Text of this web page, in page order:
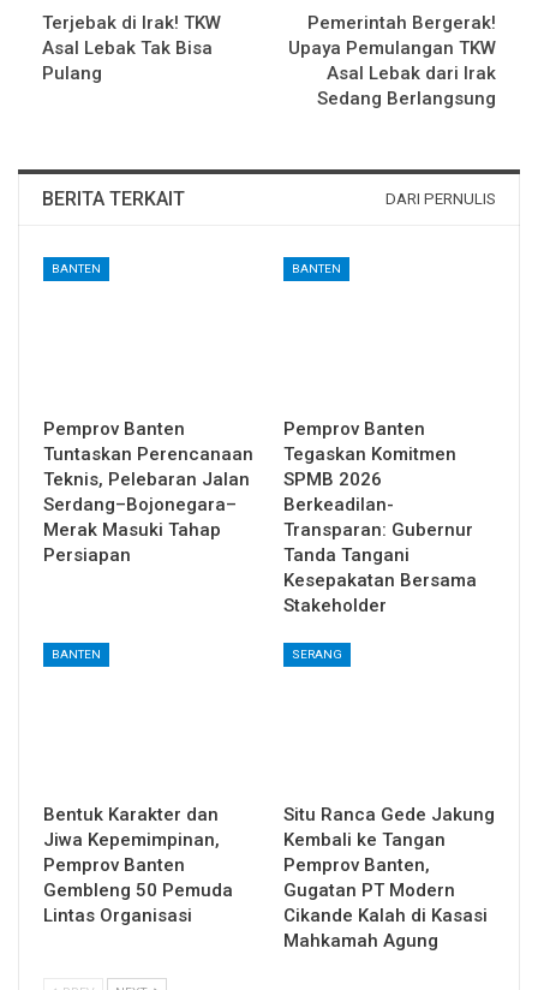
Terjebak di Irak! TKW
Asal Lebak Tak Bisa
Pulang
Pemerintah Bergerak!
Upaya Pemulangan TKW
Asal Lebak dari Irak
Sedang Berlangsung
BERITA TERKAIT DARI PERNULIS
BANTEN
Pemprov Banten
Tuntaskan Perencanaan
Teknis, Pelebaran Jalan
Serdang–Bojonegara–
Merak Masuki Tahap
Persiapan
BANTEN
Pemprov Banten
Tegaskan Komitmen
SPMB 2026
Berkeadilan-
Transparan: Gubernur
Tanda Tangani
Kesepakatan Bersama
Stakeholder
BANTEN
Bentuk Karakter dan
Jiwa Kepemimpinan,
Pemprov Banten
Gembleng 50 Pemuda
Lintas Organisasi
SERANG
Situ Ranca Gede Jakung
Kembali ke Tangan
Pemprov Banten,
Gugatan PT Modern
Cikande Kalah di Kasasi
Mahkamah Agung